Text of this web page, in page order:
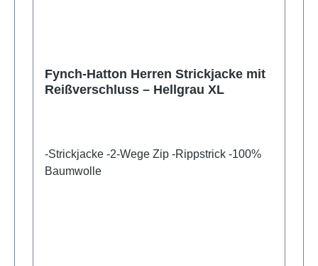
Fynch‑Hatton Herren Strickjacke mit
Reißverschluss – Hellgrau XL
-Strickjacke -2-Wege Zip -Rippstrick -100%